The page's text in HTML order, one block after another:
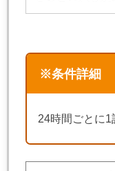
※条件詳細
24時間ごとに1